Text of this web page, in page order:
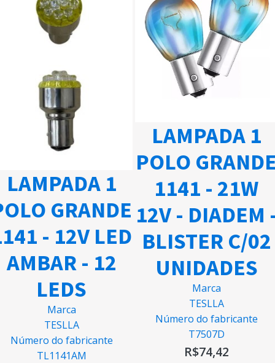
LAMPADA 1
GRANDE
- 12V LED
AMBAR - 12
LEDS
Marca
TESLLA
Número do fabricante
TL1141AM
LAMPADA 1
POLO
1141 - 21W
12V - DIADEM
BLISTER C/02
UNIDADES
Marca
TESLLA
Número do fabricante
T7507D
R$74,42